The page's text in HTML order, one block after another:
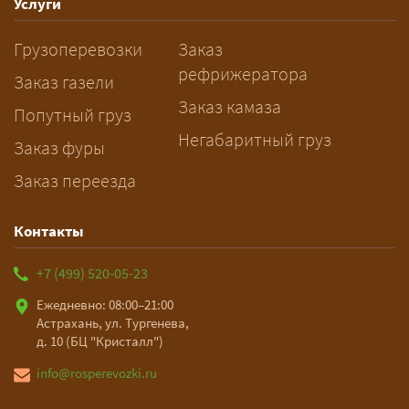
заблаговременно — логист
рассчитает маршрут и запустит
подготовку документов.
Грузоперевозки
Заказ газели
Попутный груз
Заказ фуры
Заказ переезда
Заказ
рефрижератора
Заказ камаза
Негабаритный груз
Контакты
+7 (499) 520-05-23
Ежедневно: 08:00–21:00
Астрахань, ул. Тургенева,
д. 10 (БЦ "Кристалл")
info@rosperevozki.ru